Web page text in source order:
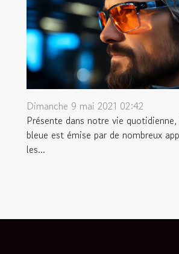
Dimanche 9 mai 2021 02:42
Présente dans notre vie
bleue est émise par de nombreux
les...